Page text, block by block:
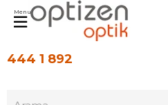
444 1 892
Menu